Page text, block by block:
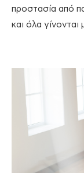
προστασία από
και όλα